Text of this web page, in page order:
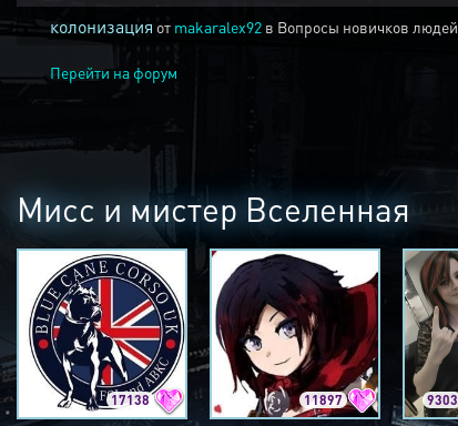
колонизация от makaralex92 в Вопросы новичков людей
Перейти на форум
Мисс и мистер Вселенная
17138 11897 9303